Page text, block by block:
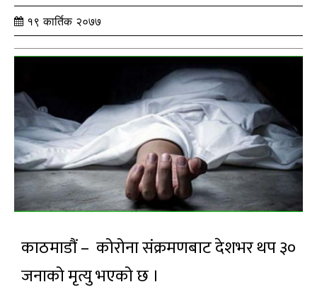
१९ कार्तिक २०७७
काठमाडौं – कोरोना संक्रमणबाट देशभर थप ३०
जनाको मृत्यु भएको छ ।